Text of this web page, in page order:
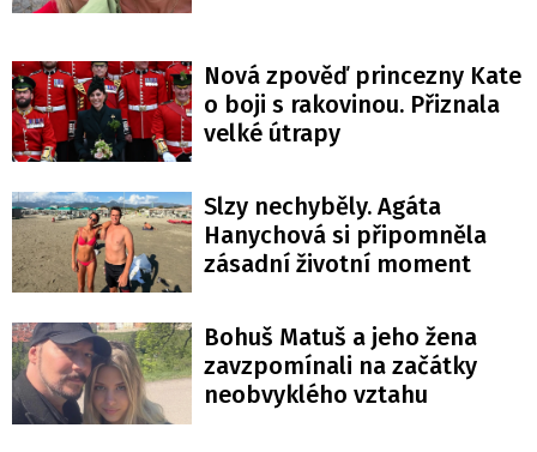
Nová zpověď princezny Kate
o boji s rakovinou. Přiznala
velké útrapy
Slzy nechyběly. Agáta
Hanychová si připomněla
zásadní životní moment
Bohuš Matuš a jeho žena
zavzpomínali na začátky
neobvyklého vztahu